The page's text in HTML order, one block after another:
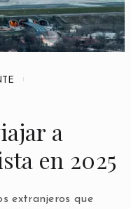
a
en 2025
extranjeros que